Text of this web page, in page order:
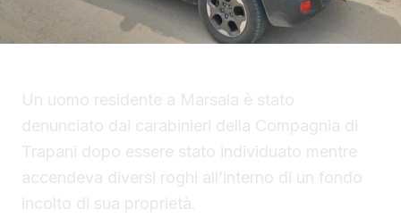
Un uomo residente a Marsala è stato
denunciato dai carabinieri della Compagnia di
Trapani dopo essere stato individuato mentre
accendeva diversi roghi all’interno di un fondo
incolto di sua proprietà.